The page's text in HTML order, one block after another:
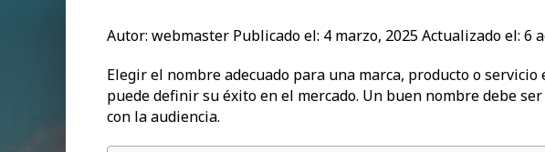
Autor: webmaster Publicado el: 4 marzo, 2025Actualizado el: 6
Elegir el nombre adecuado para una marca, producto o
puede definir su éxito en el mercado. Un buen nombre debe
con la audiencia.